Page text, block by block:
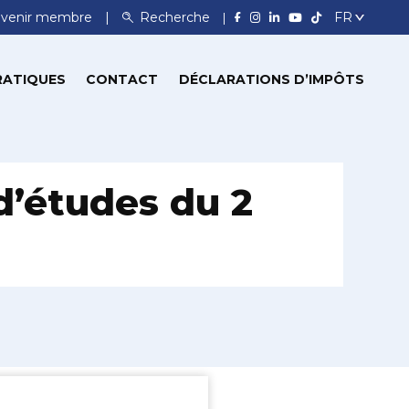
membre Recherche
CONTACT DÉCLARATIONS D’IMPÔTS
du 2